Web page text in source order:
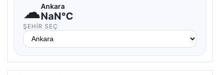
☁Ankara
NaN°C
ŞEHIR SEÇ